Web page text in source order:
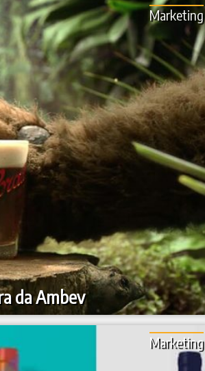
da Ambev
Marketing
Marketing